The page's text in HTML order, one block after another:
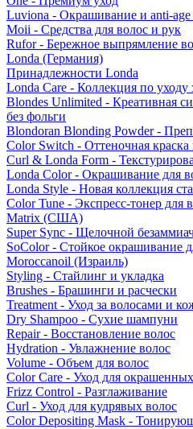
Luviona - Окрашивание и anti-age
Moii - Средства для волос и рук
Rufor - Бережное выпрямление
Londa (Германия)
Принадлежности Londa
Londa Care - Коллекция по уходу
Blondes Unlimited - Креативная
без фольги
Blondoran Blonding Powder -
Color Switch - Оттеночная краска
Curl & Londa Form -
Londa Color - Окрашивание для
Londa Style - Новая коллекция
Color Tune - Экспресс-тонер для
Matrix (США)
Super Sync - Щелочной
SoColor - Стойкое окрашивание
Moroccanoil (Израиль)
Styling - Стайлинг и укладка
Brushes - Брашинги и расчески
Treatment - Уход за волосами и
Dry Shampoo - Сухие шампуни
Repair - Восстановление волос
Hydration - Увлажнение волос
Volume - Объем для волос
Color Care - Уход для
Frizz Control - Разглаживание
Curl - Уход для кудрявых волос
Color Depositing Mask -